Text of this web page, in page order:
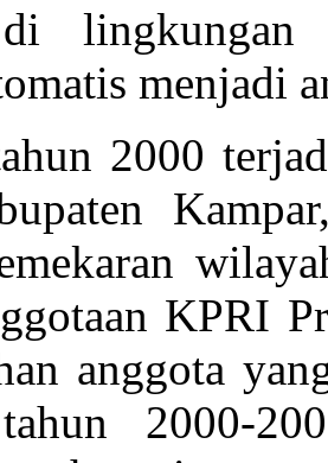
lingkungan
menjadi
2000
KPRI
anggota
2000-